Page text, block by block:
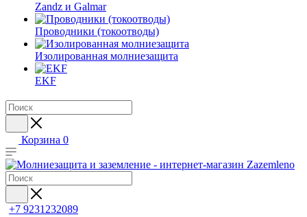
Zandz и Galmar
Проводники (токоотводы)
Изолированная молниезащита
EKF
Корзина 0
+7 9231232089